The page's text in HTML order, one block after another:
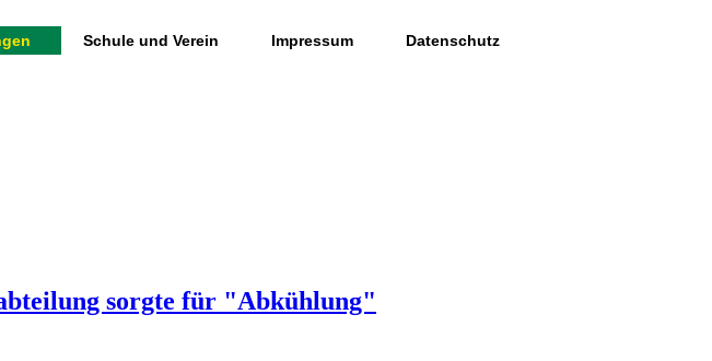
Schule und Verein Impressum Datenschutz
sorgte für "Abkühlung"